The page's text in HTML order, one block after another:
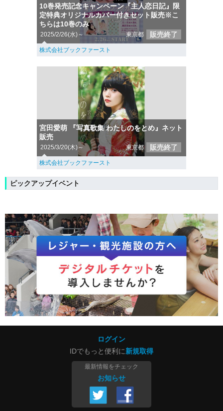
10巻発売記念キャンペーン『主人恋日記』限
定特典オリジナルカバー付きセット販売※こ
ちらは10巻のみ
2025/2/26(水)～ 東京都 販売終了
株式会社ブックファースト
宮田愛萌 『写真歌集 わたしのをとめ』ネット
販売
2025/3/20(木)～ 東京都 販売終了
株式会社ブックファースト
ピックアップイベント
ログイン
IDでもっと便利に新規取得
最新情報をチェック
お知らせ